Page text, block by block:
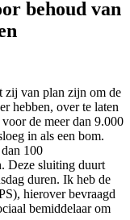
behoud van
zij van plan zijn om de
hebben, over te laten
de meer dan 9.000
in als een bom.
100
Deze sluiting duurt
duren. Ik heb de
hierover bevraagd
bemiddelaar om